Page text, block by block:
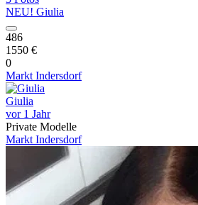
NEU! Giulia
486
1550 €
0
Markt Indersdorf
Giulia
vor 1 Jahr
Private Modelle
Markt Indersdorf